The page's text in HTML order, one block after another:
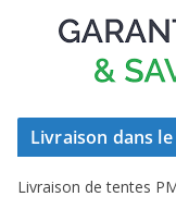
Livraison dans
Livraison de tentes